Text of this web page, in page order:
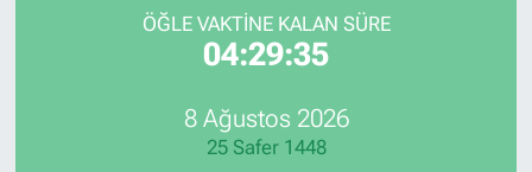
ÖĞLE VAKTİNE KALAN SÜRE
04:29:35
8 Ağustos 2026
25 Safer 1448
HAYATIN İÇİNDEN
Süper Lig Puan Durumu ve Fikstür
Son Dakika Haberleri